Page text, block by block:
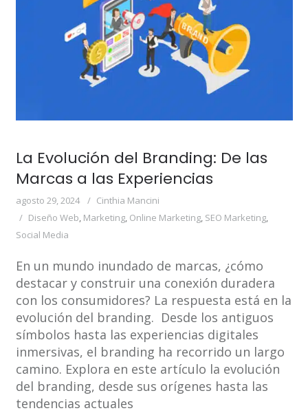
La Evolución del Branding: De las
Marcas a las Experiencias
agosto 29, 2024
Cinthia Mancini
Diseño Web, Marketing, Online Marketing, SEO Marketing,
Social Media
En un mundo inundado de marcas, ¿cómo
destacar y construir una conexión duradera
con los consumidores? La respuesta está en la
evolución del branding. Desde los antiguos
símbolos hasta las experiencias digitales
inmersivas, el branding ha recorrido un largo
camino. Explora en este artículo la evolución
del branding, desde sus orígenes hasta las
tendencias actuales